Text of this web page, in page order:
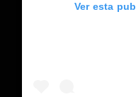
Ver esta